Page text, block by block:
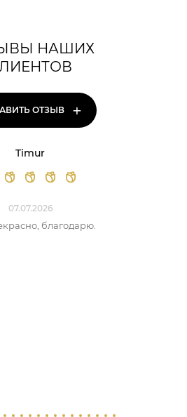
НАШИХ
ОТЗЫВ +
Timur
07.07.2026
благодарю.